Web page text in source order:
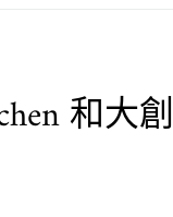
和大創